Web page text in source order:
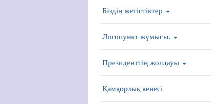
Біздің жетістіктер
Логопункт жұмысы.
Президенттің жолдауы
Қамқорлық кенесі